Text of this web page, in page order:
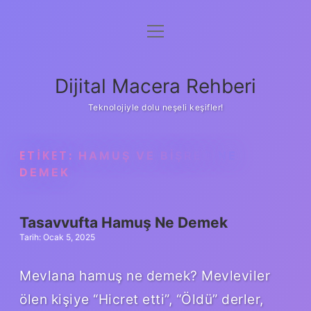
Anasayfa
Yasal Uyarı
menüyü
Dijital Macera Rehberi
Teknolojiyle dolu neşeli keşifler!
ETIKET: HAMUŞ VE BIŞREV NE
DEMEK
Tasavvufta Hamuş Ne Demek
Tarih: Ocak 5, 2025
Mevlana hamuş ne demek? Mevleviler
ölen kişiye “Hicret etti”, “Öldü” derler,